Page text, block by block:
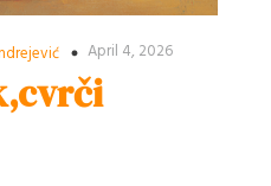
April 4, 2026